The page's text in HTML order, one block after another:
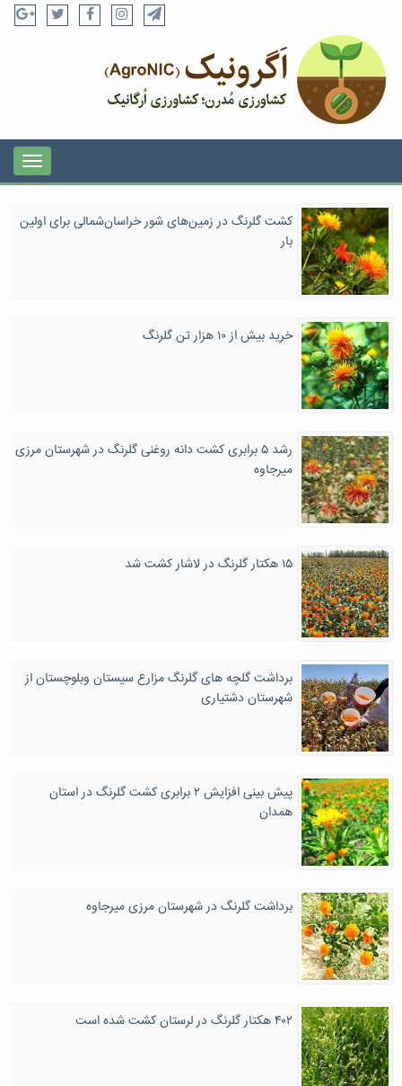
کشت گلرنگ در زمین‌های شور خراسان‌شمالی برای اولین
بار
خرید بیش از ۱۰ هزار تن گلرنگ
رشد ۵ برابری کشت دانه روغنی گلرنگ در شهرستان مرزی
میرجاوه
۱۵ هکتار گلرنگ در لاشار کشت شد
برداشت گلچه های گلرنگ مزارع سیستان وبلوچستان از
شهرستان دشتیاری
پیش بینی افزایش ۲ برابری کشت گلرنگ در استان
همدان
برداشت گلرنگ در شهرستان مرزی میرجاوه
۴۰۲ هکتار گلرنگ در لرستان کشت شده است